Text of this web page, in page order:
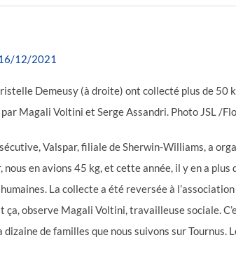
16/12/2021
Demeusy (à droite) ont collecté plus de 50
par Magali Voltini et Serge Assandri. Photo JSL /
Valspar, filiale de Sherwin-Williams, a
nous en avions 45 kg, et cette année, il y en a
La collecte a été reversée à l’association
observe Magali Voltini, travailleuse sociale.
de familles que nous suivons sur Tournus.